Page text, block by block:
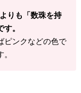
りも「数珠を持
。
ピンクなどの色で